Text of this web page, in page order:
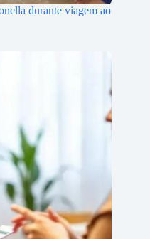
durante viagem ao